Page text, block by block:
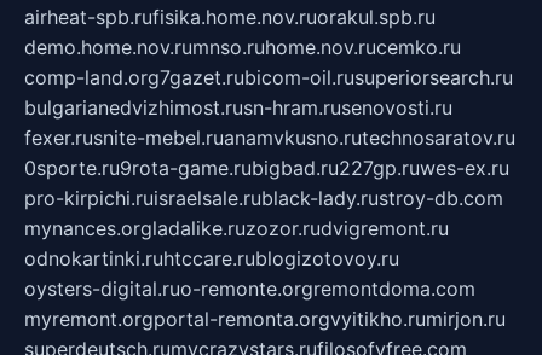
airheat-spb.rufisika.home.nov.ruorakul.spb.ru
demo.home.nov.rumnso.ruhome.nov.rucemko.ru
comp-land.org7gazet.rubicom-oil.rusuperiorsearch.ru
bulgarianedvizhimost.rusn-hram.rusenovosti.ru
fexer.rusnite-mebel.ruanamvkusno.rutechnosaratov.ru
0sporte.ru9rota-game.rubigbad.ru227gp.ruwes-ex.ru
pro-kirpichi.ruisraelsale.rublack-lady.rustroy-db.com
mynances.orgladalike.ruzozor.rudvigremont.ru
odnokartinki.ruhtccare.rublogizotovoy.ru
oysters-digital.ruo-remonte.orgremontdoma.com
myremont.orgportal-remonta.orgvyitikho.rumirjon.ru
superdeutsch.rumycrazystars.rufilosofyfree.com